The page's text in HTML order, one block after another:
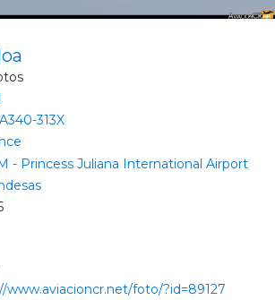
313X
- Princess Juliana International Airport
www.aviacioncr.net/foto/?id=89127